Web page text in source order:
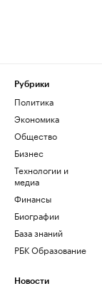
Рубрики
Политика
Экономика
Общество
Бизнес
Технологии и
медиа
Финансы
Биографии
База знаний
РБК Образование
Новости